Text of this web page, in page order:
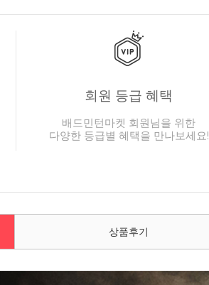
회원 등급 혜택
배드민턴마켓 회원님을 위한
다양한 등급별 혜택을 만나보세요!
상품후기